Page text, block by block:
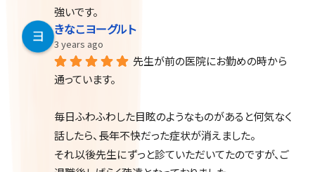
強いです。
きなこヨーグルト
3 years ago
先生が前の医院にお勤めの時から
通っています。
毎日ふわふわした目眩のようなものがあると何気なく
話したら、長年不快だった症状が消えました。
それ以後先生にずっと診ていただいてたのですが、ご